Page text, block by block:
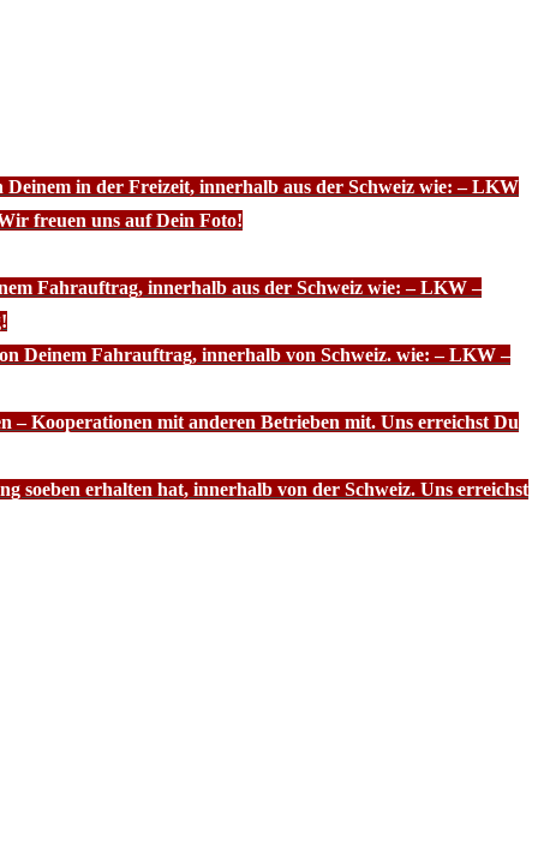
in der Freizeit, innerhalb aus der Schweiz wie: – LKW
freuen uns auf Dein Foto!
Fahrauftrag, innerhalb aus der Schweiz wie: – LKW –
Deinem Fahrauftrag, innerhalb von Schweiz. wie: – LKW –
– Kooperationen mit anderen Betrieben mit. Uns erreichst Du
soeben erhalten hat, innerhalb von der Schweiz. Uns erreichst